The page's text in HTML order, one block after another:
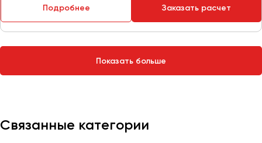
Подробнее Заказать расчет
Показать больше
Связанные категории
Тверь
Тольятти
Улан-Удэ